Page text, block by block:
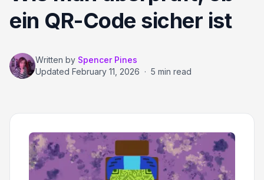
ein QR-Code sicher ist
Written by Spencer Pines
Updated February 11, 2026 · 5 min read